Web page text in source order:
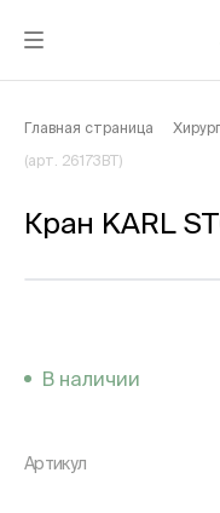
Главная страница
(арт. 26173BT)
Кран KARL
В наличии
Артикул